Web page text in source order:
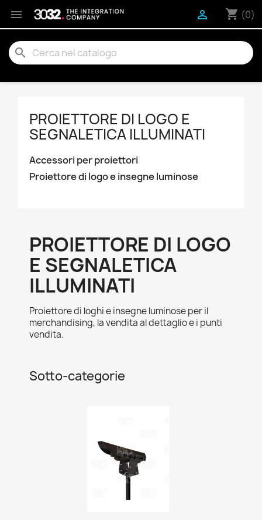
 shopping_cart (0)

search
PROIETTORE DI LOGO E
SEGNALETICA ILLUMINATI
Accessori per proiettori
Proiettore di logo e insegne luminose
PROIETTORE DI LOGO
E SEGNALETICA
ILLUMINATI
Proiettore di loghi e insegne luminose per il
merchandising, la vendita al dettaglio e i punti
vendita.
Sotto-categorie